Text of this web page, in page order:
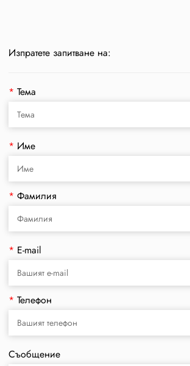
Изпратете запитване на:
* Тема
* Име
* Фамилия
* E-mail
* Телефон
Съобщение